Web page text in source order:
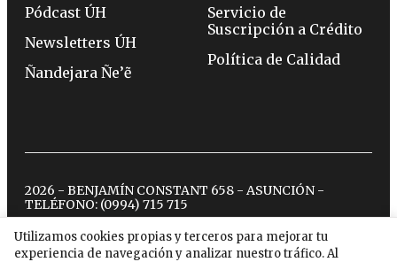
Utilizamos cookies propias y terceros para mejorar tu
experiencia de navegación y analizar nuestro tráfico. Al
Pódcast ÚH
Newsletters ÚH
Ñandejara Ñe’ẽ
Servicio de
Suscripción a Crédito
Política de Calidad
2026 - BENJAMÍN CONSTANT 658 - ASUNCIÓN -
TELÉFONO: (0994) 715 715